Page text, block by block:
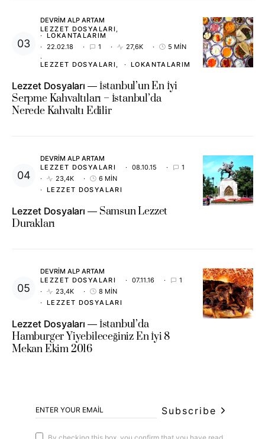
DEVRIM ALP ARTAM
LEZZET DOSYALARI
LOKANTALARIM
22.02.18
1 27,6K 5 MIN
LEZZET DOSYALARI LOKANTALARIM
Lezzet Dosyaları
İstanbul’un En İyi
Serpme Kahvaltıları – İstanbul’da
Nerede Kahvaltı Edilir
DEVRIM ALP ARTAM
LEZZET DOSYALARI
08.10.15
1
23,4K
6 MIN
LEZZET DOSYALARI
Lezzet Dosyaları
Samsun Lezzet
Durakları
DEVRIM ALP ARTAM
LEZZET DOSYALARI
07.11.16
1
23,4K
8 MIN
LEZZET DOSYALARI
Lezzet Dosyaları
İstanbul’da
Hamburger Yiyebileceğiniz En İyi 8
Mekan Ekim 2016
Subscribe